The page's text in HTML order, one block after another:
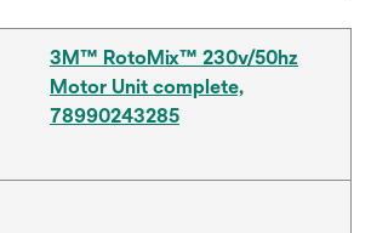
3M™ RotoMix™ 230v/50hz
Motor Unit complete,
78990243285